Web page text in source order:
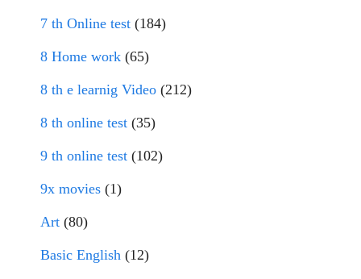
7 th Online test (184)
8 Home work (65)
8 th e learnig Video (212)
8 th online test (35)
9 th online test (102)
9x movies (1)
Art (80)
Basic English (12)